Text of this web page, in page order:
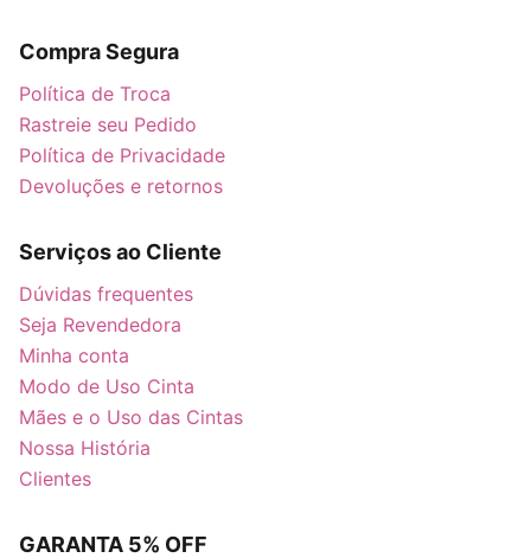
Compra Segura
Política de Troca
Rastreie seu Pedido
Política de Privacidade
Devoluções e retornos
Serviços ao Cliente
Dúvidas frequentes
Seja Revendedora
Minha conta
Modo de Uso Cinta
Mães e o Uso das Cintas
Nossa História
Clientes
GARANTA 5% OFF